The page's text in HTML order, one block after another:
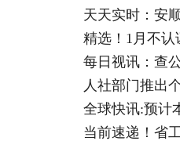
天天实时：安
精选！1月不
每日视讯：查
人社部门推出
全球快讯:预计
当前速递！省